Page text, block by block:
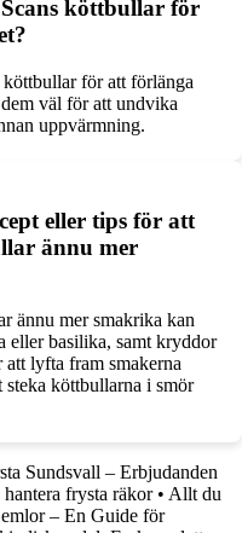
köttbullar för
för att förlänga
väl för att undvika
uppvärmning.
eller tips för att
ännu mer
ännu mer smakrika kan
eller basilika, samt kryddor
lyfta fram smakerna
köttbullarna i smör
Sundsvall – Erbjudanden
frysta räkor• Allt du
– En Guide för